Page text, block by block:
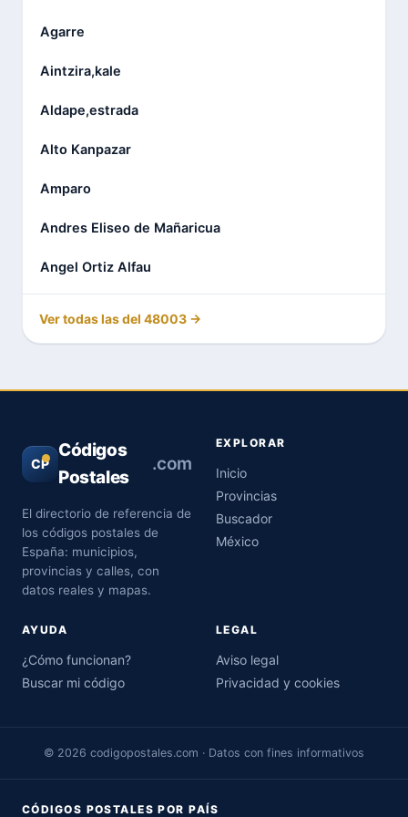
Agarre
Aintzira,kale
Aldape,estrada
Alto Kanpazar
Amparo
Andres Eliseo de Mañaricua
Angel Ortiz Alfau
Ver todas las del 48003 →
CP
Códigos
Postales
.com
El directorio de referencia de
los códigos postales de
España: municipios,
provincias y calles, con
datos reales y mapas.
EXPLORAR
Inicio
Provincias
Buscador
México
AYUDA
¿Cómo funcionan?
Buscar mi código
LEGAL
Aviso legal
Privacidad y cookies
© 2026 codigopostales.com · Datos con fines informativos
CÓDIGOS POSTALES POR PAÍS